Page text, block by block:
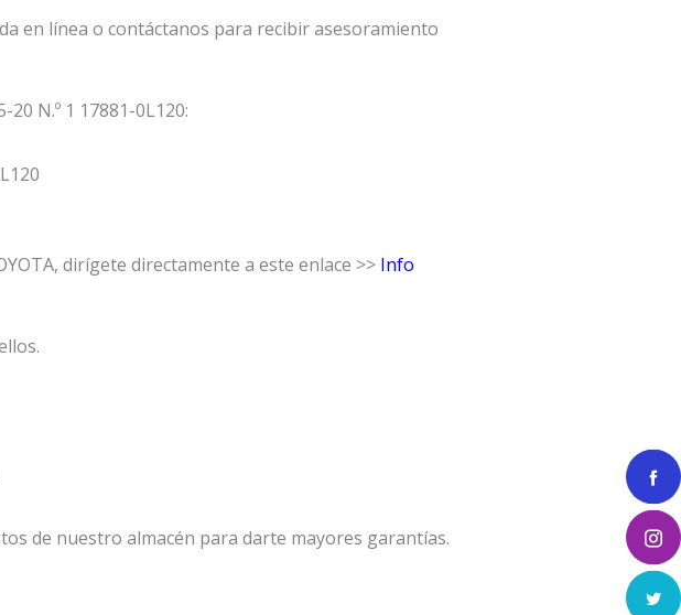
en línea o contáctanos para recibir asesoramiento
20 N.º 1 17881-0L120:
dirígete directamente a este enlace >> Info
de nuestro almacén para darte mayores garantías.